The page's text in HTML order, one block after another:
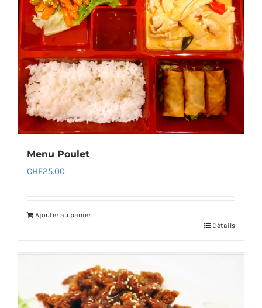
Menu Poulet
CHF25.00
Ajouter au panier
Détails